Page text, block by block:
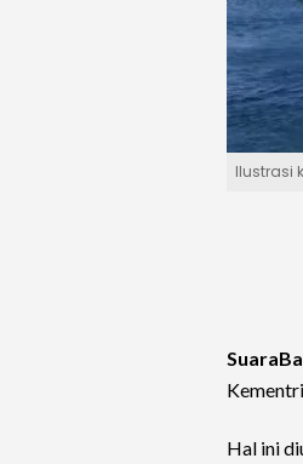
Ilustrasi
Hal ini